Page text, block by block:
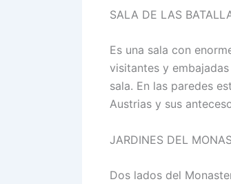
SALA DE LAS
Es una sala con
visitantes y
sala. En las paredes
Austrias y sus
JARDINES DEL
Dos lados del